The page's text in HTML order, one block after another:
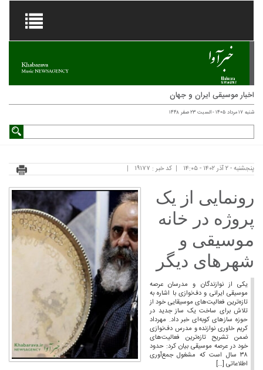
اخبار موسیقی ایران و جهان
شنبه ۱۷ مرداد ۱۴۰۵ - السبت ۲۳ صفر ۱۴۴۸
پنجشنبه - ۲ آذر ۱۴۰۲ - ۱۴:۰۵ کد خبر : ۱۹۱۷۷
رونمایی از یک
پروژه در خانه
موسیقی و
شهرهای دیگر
یکی از نوازندگان و مدرسان عرصه
موسیقی ایرانی و دف‌نوازی با اشاره به
تازه‌ترین فعالیت‌های موسیقایی خود از
تلاش برای ساخت یک ساز جدید در
حوزه سازهای کوبه‌ای خبر داد. مهرداد
کریم خاوری نوازنده و مدرس دف‌نوازی
ضمن تشریح تازه‌ترین فعالیت‌های
خود در عرصه موسیقی بیان کرد: حدود
۳۸ سال است که مشغول جمع‌آوری
اطلاعاتی […]